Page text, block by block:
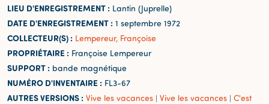
LIEU D'ENREGISTREMENT : Lantin (Juprelle)
DATE D'ENREGISTREMENT : 1 septembre 1972
COLLECTEUR(S) : Lempereur, Françoise
PROPRIÉTAIRE : Françoise Lempereur
SUPPORT : bande magnétique
NUMÉRO D'INVENTAIRE : FL3-67
AUTRES VERSIONS : Vive les vacances | Vive les vacances | C'est